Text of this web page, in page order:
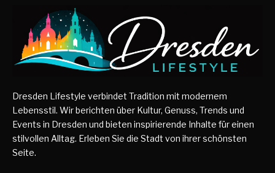
Dresden Lifestyle verbindet Tradition mit modernem
Lebensstil. Wir berichten über Kultur, Genuss, Trends und
Events in Dresden und bieten inspirierende Inhalte für einen
stilvollen Alltag. Erleben Sie die Stadt von ihrer schönsten
Seite.